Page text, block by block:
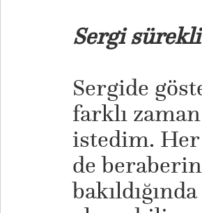
Sergi
Sergide
farklı
istedim.
de